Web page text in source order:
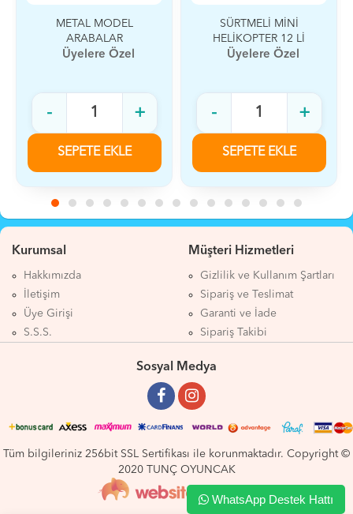
SÜRTMELİ MİNİ
HELİKOPTER 12 Lİ
Üyelere Özel
- +
SEPETE EKLE
MİNİ UÇUK 12 Lİ
Üyelere Özel
- +
SEPETE EKLE
Kurumsal
Hakkımızda
İletişim
Üye Girişi
S.S.S.
Müşteri Hizmetleri
Gizlilik ve Kullanım Şartları
Sipariş ve Teslimat
Garanti ve İade
Sipariş Takibi
Sosyal Medya
Tüm bilgileriniz 256bit SSL Sertifikası ile korunmaktadır. Copyright ©
2020 TUNÇ OYUNCAK
WhatsApp Destek Hattı